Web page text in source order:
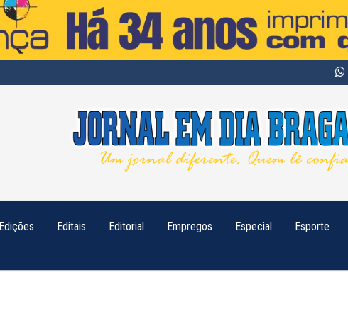
Edições Editais Editorial Empregos Especial Esporte